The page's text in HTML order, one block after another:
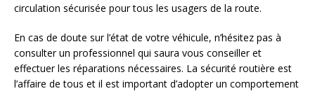
circulation sécurisée pour tous les usagers de la route.
En cas de doute sur l’état de votre véhicule, n’hésitez pas à
consulter un professionnel qui saura vous conseiller et
effectuer les réparations nécessaires. La sécurité routière est
l’affaire de tous et il est important d’adopter un comportement